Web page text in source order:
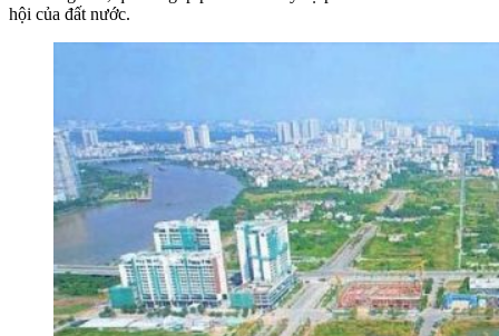
hội của đất nước.